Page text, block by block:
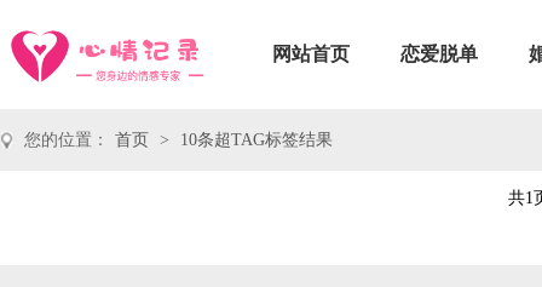
网站首页 恋爱脱单
您的位置： 首页 > 10条超TAG标签结果
共1